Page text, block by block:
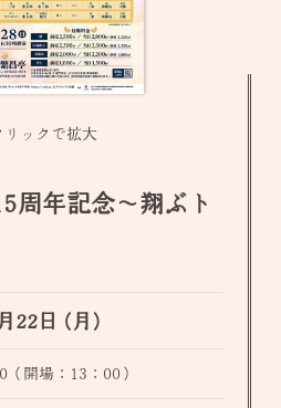
リックで拡大
周年記念〜翔ぶト
22日 (月)
（開場：13：00）